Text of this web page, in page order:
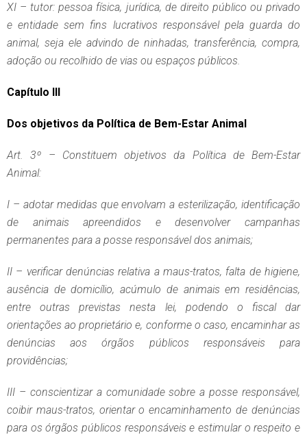
XI – tutor: pessoa física, jurídica, de direito público ou privado
e entidade sem fins lucrativos responsável pela guarda do
animal, seja ele advindo de ninhadas, transferência, compra,
adoção ou recolhido de vias ou espaços públicos.
Capítulo III
Dos objetivos da Política de Bem-Estar Animal
Art. 3º – Constituem objetivos da Política de Bem-Estar
Animal:
I – adotar medidas que envolvam a esterilização, identificação
de animais apreendidos e desenvolver campanhas
permanentes para a posse responsável dos animais;
II – verificar denúncias relativa a maus-tratos, falta de higiene,
ausência de domicílio, acúmulo de animais em residências,
entre outras previstas nesta lei, podendo o fiscal dar
orientações ao proprietário e, conforme o caso, encaminhar as
denúncias aos órgãos públicos responsáveis para
providências;
III – conscientizar a comunidade sobre a posse responsável,
coibir maus-tratos, orientar o encaminhamento de denúncias
para os órgãos públicos responsáveis e estimular o respeito e